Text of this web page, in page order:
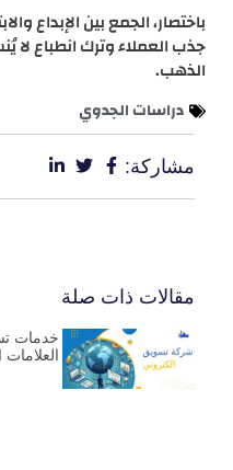
باختصار، الجمع بين الإبداع
جذب العملاء وترك انطباع
الذهب.
دراسات الجدوي
مشاركة:
مقالات ذات صلة
خدمات
العلامات